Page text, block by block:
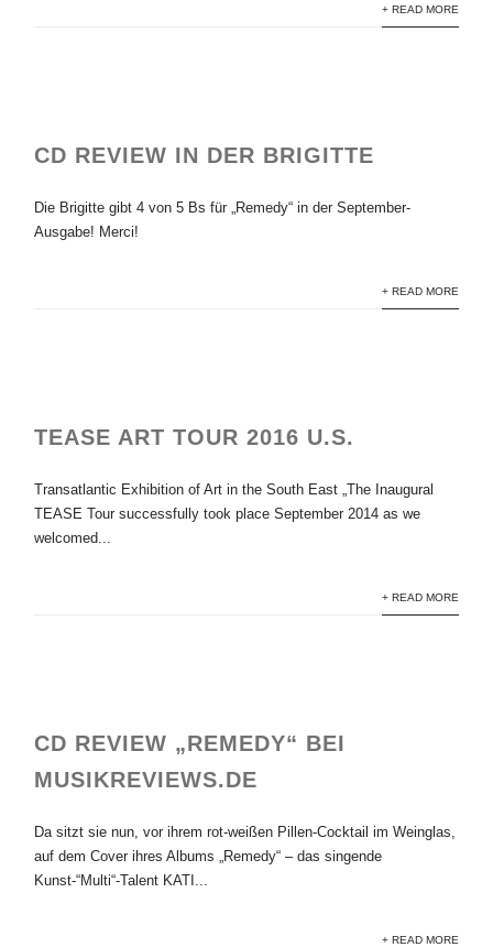
+ READ MORE
CD REVIEW IN DER BRIGITTE
Die Brigitte gibt 4 von 5 Bs für „Remedy“ in der September-
Ausgabe! Merci!
+ READ MORE
TEASE ART TOUR 2016 U.S.
Transatlantic Exhibition of Art in the South East „The Inaugural
TEASE Tour successfully took place September 2014 as we
welcomed...
+ READ MORE
CD REVIEW „REMEDY“ BEI
MUSIKREVIEWS.DE
Da sitzt sie nun, vor ihrem rot-weißen Pillen-Cocktail im Weinglas,
auf dem Cover ihres Albums „Remedy“ – das singende
Kunst-“Multi“-Talent KATI...
+ READ MORE